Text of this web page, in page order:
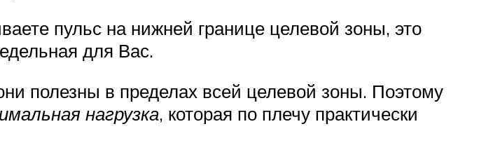
пульс на нижней границе целевой зоны, это
для Вас.
полезны в пределах всей целевой зоны. Поэтому
нагрузка, которая по плечу практически